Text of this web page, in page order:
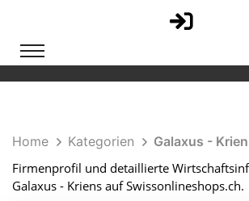
Home Kategorien
Galaxus -
Firmenprofil und detaillierte
Galaxus - Kriens auf Swissonlineshops.ch.